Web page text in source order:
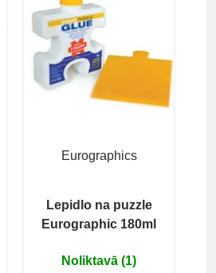
Eurographics
Lepidlo na puzzle
Eurographic 180ml
Noliktavā (1)